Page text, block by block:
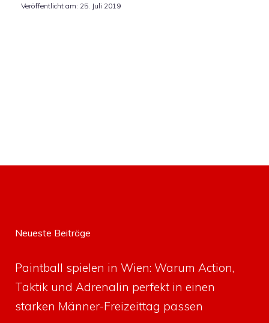
Veröffentlicht am: 25. Juli 2019
Neueste Beiträge
Paintball spielen in Wien: Warum Action,
Taktik und Adrenalin perfekt in einen
starken Männer-Freizeittag passen